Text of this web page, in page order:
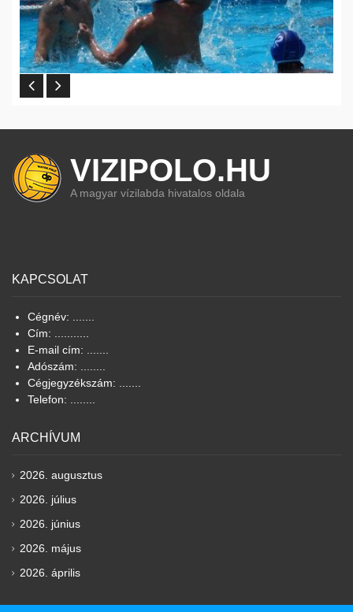
VIZIPOLO.HU
A magyar vízilabda hivatalos oldala
KAPCSOLAT
Cégnév: .......
Cím: ...........
E-mail cím: .......
Adószám: ........
Cégjegyzékszám: .......
Telefon: ........
ARCHÍVUM
2026. augusztus
2026. július
2026. június
2026. május
2026. április